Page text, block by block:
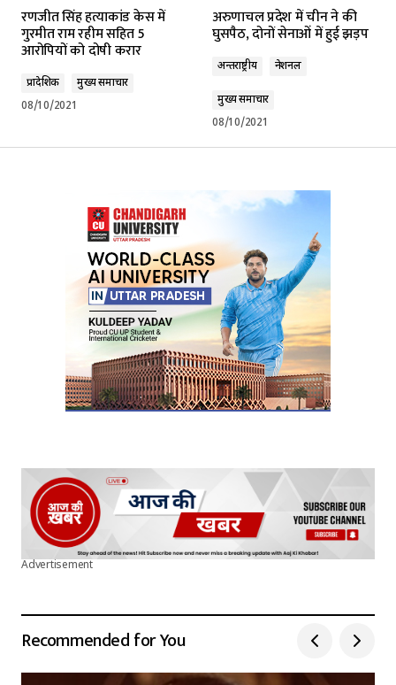
रणजीत सिंह हत्याकांड केस में
गुरमीत राम रहीम सहित 5
आरोपियों को दोषी करार
प्रादेशिक
मुख्य समाचार
08/10/2021
अरुणाचल प्रदेश में चीन ने की
घुसपैठ, दोनों सेनाओं में हुई झड़प
अन्तर्राष्ट्रीय नेशनल
मुख्य समाचार
08/10/2021
Advertisement
Recommended for You